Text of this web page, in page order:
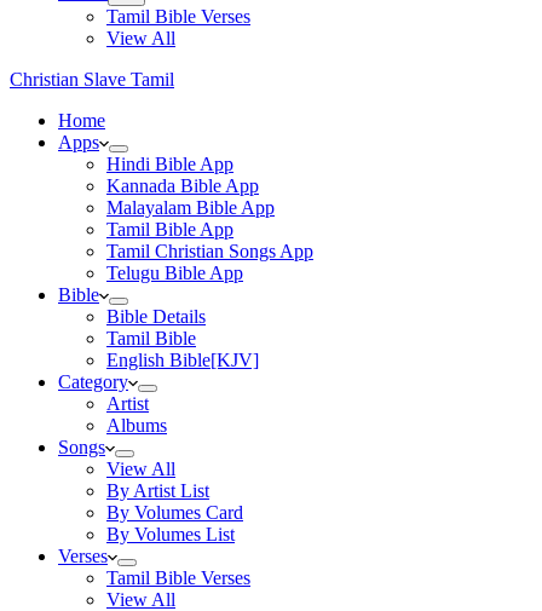
Tamil Bible Verses
View All
Christian Slave Tamil
Home
Apps
Hindi Bible App
Kannada Bible App
Malayalam Bible App
Tamil Bible App
Tamil Christian Songs App
Telugu Bible App
Bible
Bible Details
Tamil Bible
English Bible[KJV]
Category
Artist
Albums
Songs
View All
By Artist List
By Volumes Card
By Volumes List
Verses
Tamil Bible Verses
View All